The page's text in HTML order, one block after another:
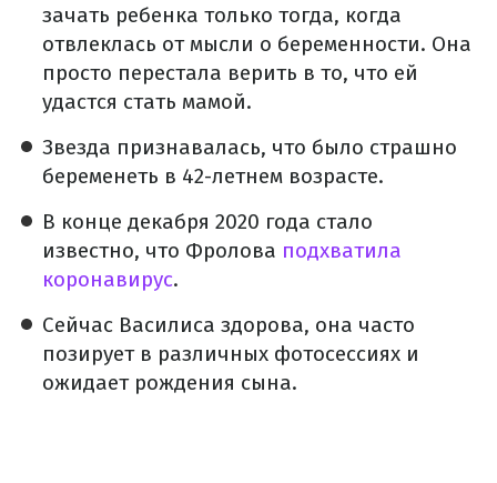
зачать ребенка только тогда, когда
отвлеклась от мысли о беременности. Она
просто перестала верить в то, что ей
удастся стать мамой.
Звезда признавалась, что было страшно
беременеть в 42-летнем возрасте.
В конце декабря 2020 года стало
известно, что Фролова подхватила
коронавирус.
Сейчас Василиса здорова, она часто
позирует в различных фотосессиях и
ожидает рождения сына.